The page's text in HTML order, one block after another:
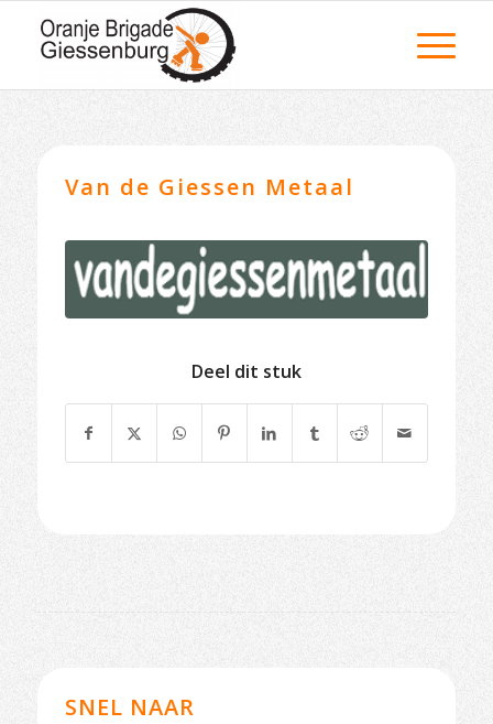
Van de Giessen Metaal
Deel dit stuk
SNEL NAAR